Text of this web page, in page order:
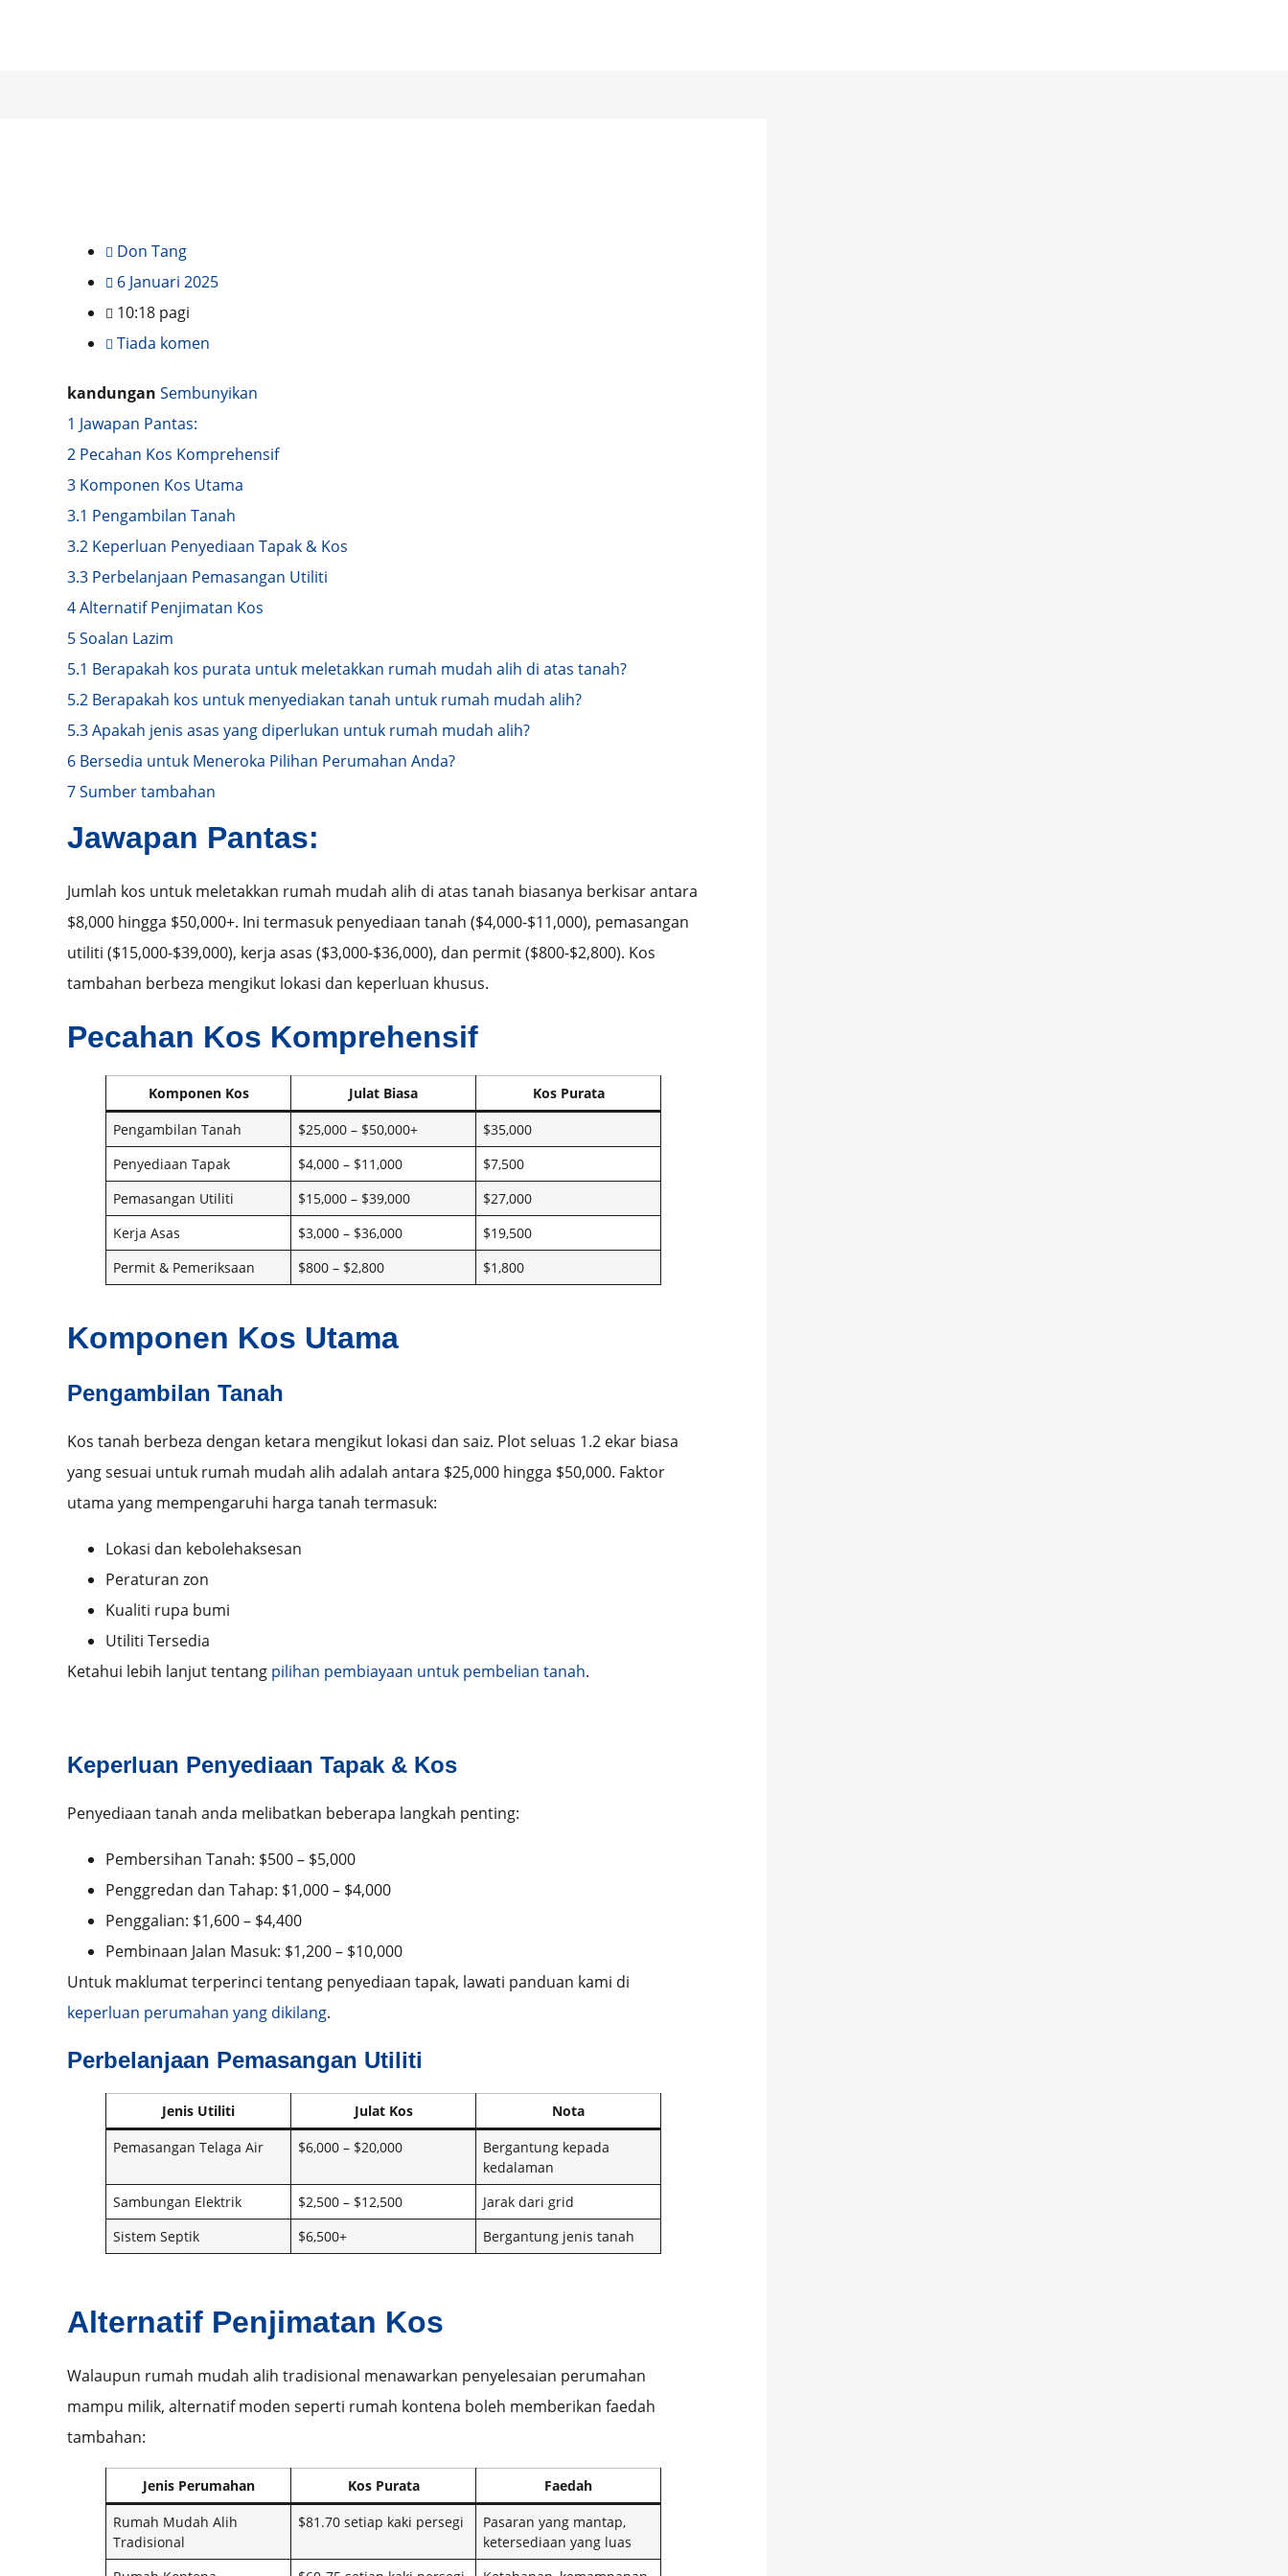
Don Tang
6 Januari 2025
10:18 pagi
Tiada komen
kandungan Sembunyikan
1 Jawapan Pantas:
2 Pecahan Kos Komprehensif
3 Komponen Kos Utama
3.1 Pengambilan Tanah
3.2 Keperluan Penyediaan Tapak & Kos
3.3 Perbelanjaan Pemasangan Utiliti
4Alternatif Penjimatan Kos
5Soalan Lazim
5.1 Berapakah kos purata untuk meletakkan rumah mudah alih di atas tanah?
5.2 Berapakah kos untuk menyediakan tanah untuk rumah mudah alih?
5.3Apakah jenis asas yang diperlukan untuk rumah mudah alih?
6 Bersedia untuk Meneroka Pilihan Perumahan Anda?
7Sumber tambahan
Jawapan Pantas:
Jumlah kos untuk meletakkan rumah mudah alih di atas tanah biasanya berkisar antara
$8,000 hingga $50,000+. Ini termasuk penyediaan tanah ($4,000-$11,000), pemasangan
utiliti ($15,000-$39,000), kerja asas ($3,000-$36,000), dan permit ($800-$2,800). Kos
tambahan berbeza mengikut lokasi dan keperluan khusus.
Pecahan Kos Komprehensif
Komponen Kos Julat Biasa
Kos Purata
Pengambilan Tanah
$25,000 – $50,000+
$35,000
Penyediaan Tapak
$4,000 – $11,000
$7,500
Pemasangan Utiliti
$15,000 – $39,000
$27,000
Kerja Asas
$3,000 – $36,000
$19,500
Permit & Pemeriksaan
$800 – $2,800 $1,800
Komponen Kos Utama
Pengambilan Tanah
Kos tanah berbeza dengan ketara mengikut lokasi dan saiz. Plot seluas 1.2 ekar biasa
yang sesuai untuk rumah mudah alih adalah antara $25,000 hingga $50,000. Faktor
utama yang mempengaruhi harga tanah termasuk:
Lokasi dan kebolehaksesan
Peraturan zon
Kualiti rupa bumi
Utiliti Tersedia
Ketahui lebih lanjut tentang pilihan pembiayaan untuk pembelian tanah.
Keperluan Penyediaan Tapak & Kos
Penyediaan tanah anda melibatkan beberapa langkah penting:
Pembersihan Tanah: $500 – $5,000
Penggredan dan Tahap: $1,000 – $4,000
Penggalian: $1,600 – $4,400
Pembinaan Jalan Masuk: $1,200 – $10,000
Untuk maklumat terperinci tentang penyediaan tapak, lawati panduan kami di
keperluan perumahan yang dikilang.
Perbelanjaan Pemasangan Utiliti
Jenis Utiliti Julat Kos
Nota
Pemasangan Telaga Air
$6,000 – $20,000
Bergantung kepada
kedalaman
Sambungan Elektrik
$2,500 – $12,500
Jarak dari grid
Sistem Septik
$6,500+ Bergantung jenis tanah
Alternatif Penjimatan Kos
Walaupun rumah mudah alih tradisional menawarkan penyelesaian perumahan
mampu milik, alternatif moden seperti rumah kontena boleh memberikan faedah
tambahan:
Jenis Perumahan Kos Purata
Faedah
Rumah Mudah Alih
Tradisional
$81.70 setiap kaki persegi
Pasaran yang mantap,
ketersediaan yang luas